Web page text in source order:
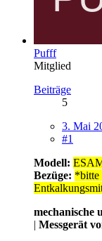
Pufff
Mitglied
Beiträge
5
3. Mai
#1
Modell:
Bezüge: *bitte
mechanische
| Messgerät